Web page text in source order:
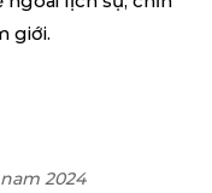
giới.
2024